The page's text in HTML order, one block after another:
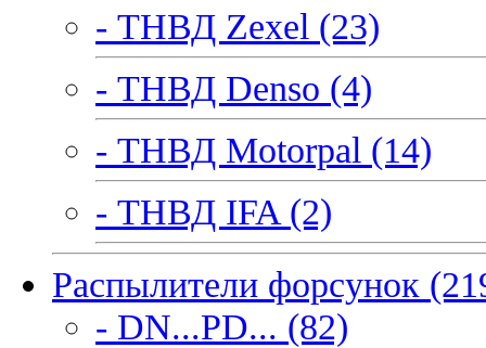
- ТНВД Zexel (23)
- ТНВД Denso (4)
- ТНВД Motorpal (14)
- ТНВД IFA (2)
Распылители форсунок
- DN...PD... (82)